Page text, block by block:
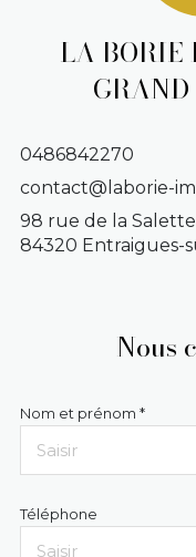
LA BORIE
0486842270
contact@laborie-
98 rue de la Salette
84320 Entraigues-
Nous
Nom et prénom *
Téléphone